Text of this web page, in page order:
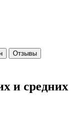
Отзывы
и средних